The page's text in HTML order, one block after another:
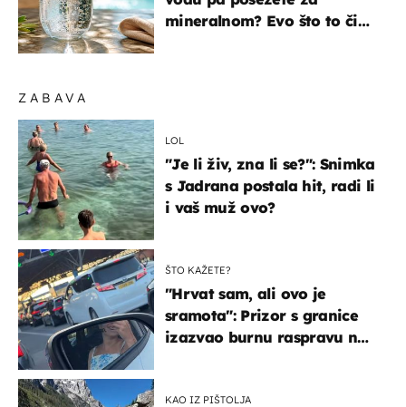
ZABAVA
LOL
"Je li živ, zna li se?": Snimka
s Jadrana postala hit, radi li
i vaš muž ovo?
ŠTO KAŽETE?
"Hrvat sam, ali ovo je
sramota": Prizor s granice
izazvao burnu raspravu na
KAO IZ PIŠTOLJA
mineralnom? Evo što to čini